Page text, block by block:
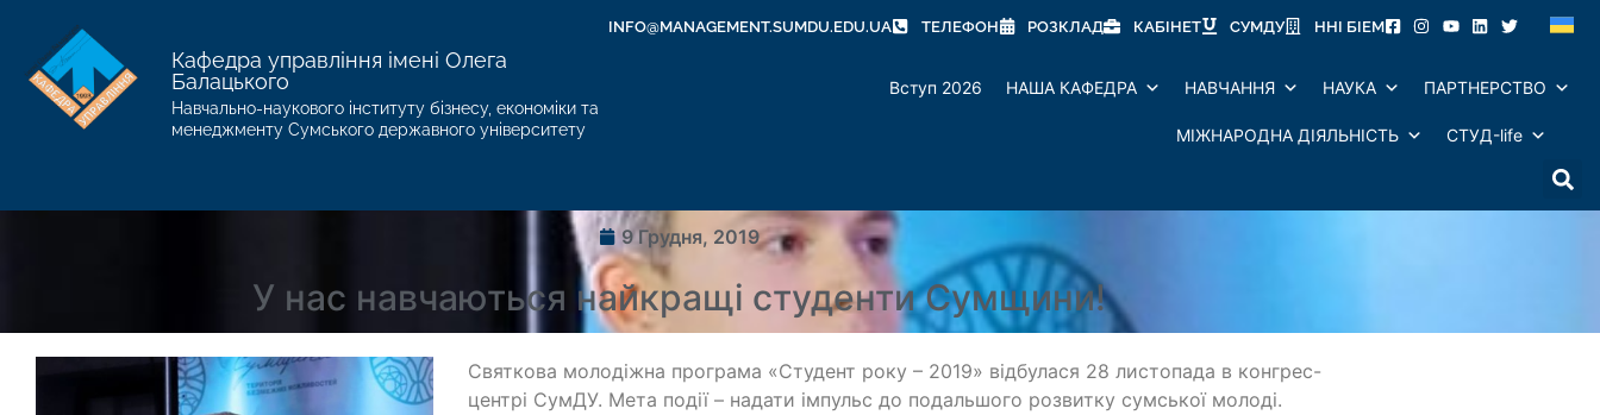
INFO@MANAGEMENT.SUMDU.EDU.UA ТЕЛЕФОН РОЗКЛАД КАБІНЕТ СУМДУ ННІ БІЕМ
Кафедра управління імені Олега
Балацького
Навчально-наукового інституту бізнесу, економіки та
менеджменту Сумського державного університету
Вступ 2026 НАША КАФЕДРА НАВЧАННЯ НАУКА ПАРТНЕРСТВО
МІЖНАРОДНА ДІЯЛЬНІСТЬ СТУД-life
9 Грудня, 2019
У нас навчаються найкращі студенти Сумщини!
Святкова молодіжна програма «Студент року – 2019» відбулася 28 листопада в конгрес-
центрі СумДУ. Мета події – надати імпульс до подальшого розвитку сумської молоді.